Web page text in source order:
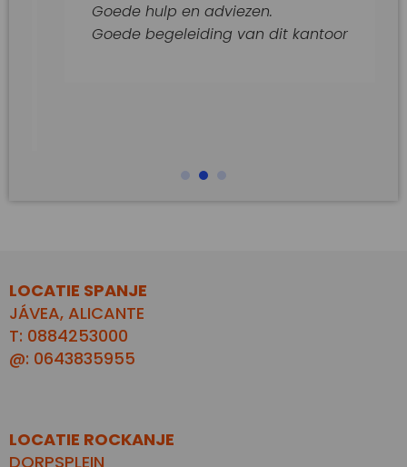
Goede hulp en adviezen.
Goede begeleiding van dit kantoor
LOCATIE SPANJE
JÁVEA, ALICANTE
T: 0884253000
@: 0643835955
LOCATIE ROCKANJE
DORPSPLEIN